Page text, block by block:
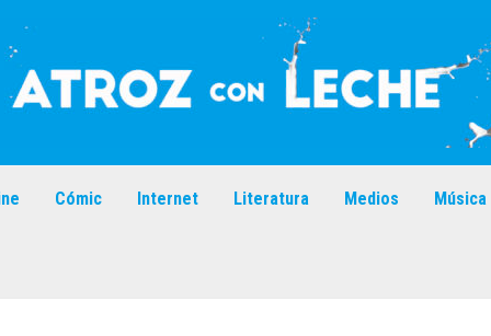
Cómic Internet Literatura Medios Música